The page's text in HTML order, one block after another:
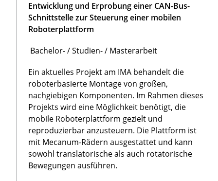
Entwicklung und Erprobung einer CAN-Bus-
Schnittstelle zur Steuerung einer mobilen
Roboterplattform
Bachelor- / Studien- / Masterarbeit
Ein aktuelles Projekt am IMA behandelt die
roboterbasierte Montage von großen,
nachgiebigen Komponenten. Im Rahmen dieses
Projekts wird eine Möglichkeit benötigt, die
mobile Roboterplattform gezielt und
reproduzierbar anzusteuern. Die Plattform ist
mit Mecanum-Rädern ausgestattet und kann
sowohl translatorische als auch rotatorische
Bewegungen ausführen.